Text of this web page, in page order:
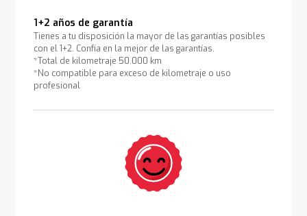
1+2 años de garantía
Tienes a tu disposición la mayor de las garantías posibles
con el 1+2. Confía en la mejor de las garantías.
*Total de kilometraje 50.000 km
*No compatible para exceso de kilometraje o uso
profesional